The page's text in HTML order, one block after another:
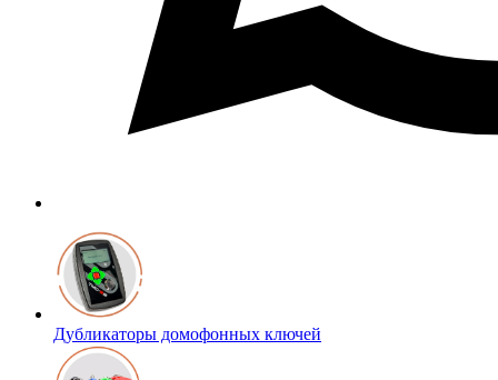
Дубликаторы домофонных ключей